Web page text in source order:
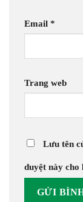
Email *
Trang web
Lưu tên
duyệt này cho